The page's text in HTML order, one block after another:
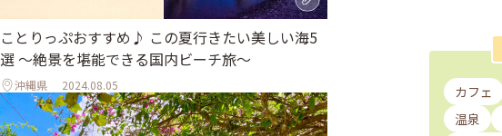
ことりっぷおすすめ♪ この夏行きたい美しい海5
選 〜絶景を堪能できる国内ビーチ旅～
沖縄県 2024.08.05 カフェ
温泉